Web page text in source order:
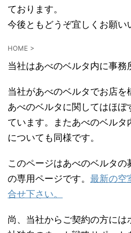
ております。
今後ともどうぞ宜しくお願い
HOME >
当社はあべのベルタ内に事務
当社があべのベルタでお店を
あべのベルタに関してはほぼ
ています。またあべのベル
についても同様です。
このページはあべのベルタ
の専用ページです。 最新の空
合せ下さい。
尚、当社からご契約の方には